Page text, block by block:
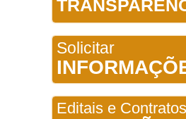
Solicitar
Editais e